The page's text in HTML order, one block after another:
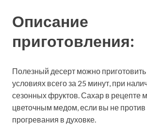
Описание
приготовления:
Полезный десерт можно
условиях всего за 25 минут, при
сезонных фруктов. Сахар в рецепте
цветочным медом, если вы не против
прогревания в духовке.